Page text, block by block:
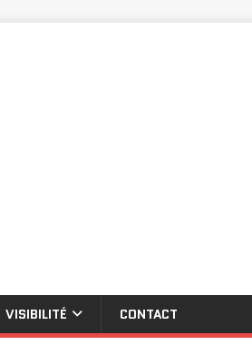
VISIBILITÉ CONTACT